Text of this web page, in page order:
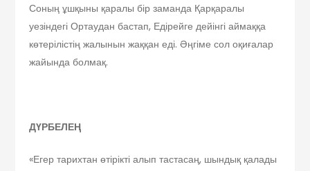
Соның ұшқыны қаралы бір заманда Қарқаралы
уезіндегі Ортаудан бастап, Едірейге дейінгі аймаққа
көтерілістің жалынын жаққан еді. Әңгіме сол оқиғалар
жайында болмақ.
ДҮРБЕЛЕҢ
«Егер тарихтан өтірікті алып тастасаң, шындық қалады